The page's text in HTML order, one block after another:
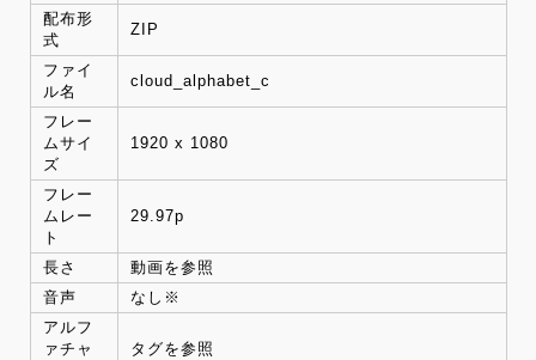
配布形
式
ZIP
ファイ
ル名
cloud_alphabet_c
フレー
ムサイ
ズ
1920 x 1080
フレー
ムレー
ト
29.97p
長さ
動画を参照
音声
なし※
アルフ
ァチャ
タグを参照